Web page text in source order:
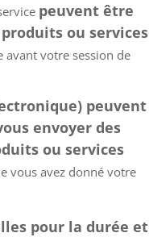
peuvent être
ou services
votre session de
peuvent
envoyer des
ou services
vous avez donné votre
pour la durée et